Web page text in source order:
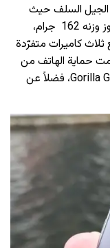
السلف حيث
بلغت أبعاده 146.9×70.5×7.2 مم، ولم يتجاوز وزنه 162 جرام،
كاميرات متفرّدة
حماية الهاتف من
الأمام والخلف بواسطة الزجاج Gorilla Glass Victus 2، فضلاً عن